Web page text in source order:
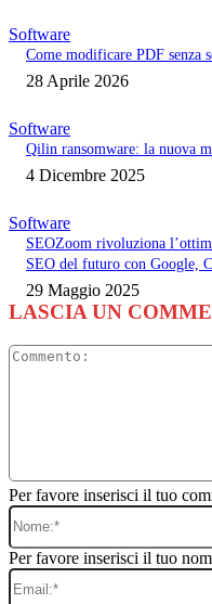
Software
Come modificare PDF senza
28 Aprile 2026
Software
Qilin ransomware: la nuova
4 Dicembre 2025
Software
SEOZoom rivoluziona
SEO del futuro con Google,
29 Maggio 2025
LASCIA UN
Per favore inserisci il tuo
Per favore inserisci il tuo